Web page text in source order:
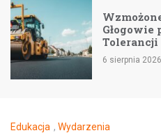
Głogowie
Tolerancji
6 sierpnia 2026
Edukacja , Wydarzenia